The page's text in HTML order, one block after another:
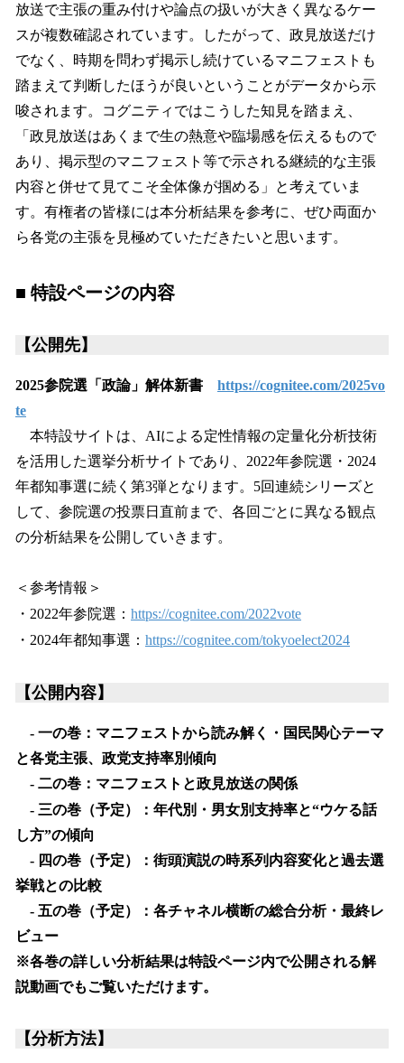
放送で主張の重み付けや論点の扱いが大きく異なるケー
スが複数確認されています。したがって、政見放送だけ
でなく、時期を問わず掲示し続けているマニフェストも
踏まえて判断したほうが良いということがデータから示
唆されます。コグニティではこうした知見を踏まえ、
「政見放送はあくまで生の熱意や臨場感を伝えるもので
あり、掲示型のマニフェスト等で示される継続的な主張
内容と併せて見てこそ全体像が掴める」と考えていま
す。有権者の皆様には本分析結果を参考に、ぜひ両面か
ら各党の主張を見極めていただきたいと思います。
■ 特設ページの内容
【公開先】
2025参院選「政論」解体新書 https://cognitee.com/2025vo
te
本特設サイトは、AIによる定性情報の定量化分析技術
を活用した選挙分析サイトであり、2022年参院選・2024
年都知事選に続く第3弾となります。5回連続シリーズと
して、参院選の投票日直前まで、各回ごとに異なる観点
の分析結果を公開していきます。
＜参考情報＞
・2022年参院選： https://cognitee.com/2022vote
・2024年都知事選： https://cognitee.com/tokyoelect2024
【公開内容】
- 一の巻：マニフェストから読み解く・国民関心テーマ
と各党主張、政党支持率別傾向
- 二の巻：マニフェストと政見放送の関係
- 三の巻（予定）：年代別・男女別支持率と“ウケる話
し方”の傾向
- 四の巻（予定）：街頭演説の時系列内容変化と過去選
挙戦との比較
- 五の巻（予定）：各チャネル横断の総合分析・最終レ
ビュー
※各巻の詳しい分析結果は特設ページ内で公開される解
説動画でもご覧いただけます。
【分析方法】